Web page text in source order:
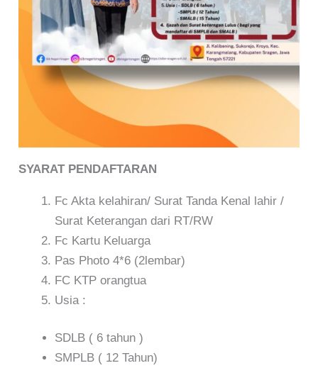
SYARAT PENDAFTARAN
Fc Akta kelahiran/ Surat Tanda Kenal lahir /
Surat Keterangan dari RT/RW
Fc Kartu Keluarga
Pas Photo 4*6 (2lembar)
FC KTP orangtua
Usia :
SDLB ( 6 tahun )
SMPLB ( 12 Tahun)